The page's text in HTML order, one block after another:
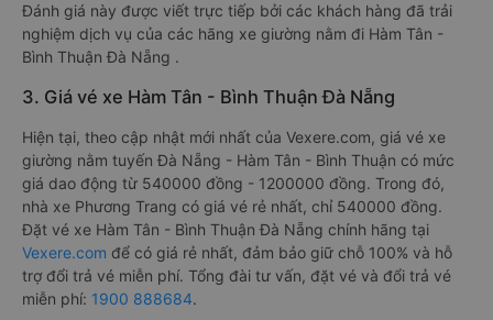
Đánh giá này được viết trực tiếp bởi các khách hàng đã trải
nghiệm dịch vụ của các hãng xe giường nằm đi Hàm Tân -
Bình Thuận Đà Nẵng .
3. Giá vé xe Hàm Tân - Bình Thuận Đà Nẵng
Hiện tại, theo cập nhật mới nhất của Vexere.com, giá vé xe
giường nằm tuyến Đà Nẵng - Hàm Tân - Bình Thuận có mức
giá dao động từ 540000 đồng - 1200000 đồng. Trong đó,
nhà xe Phương Trang có giá vé rẻ nhất, chỉ 540000 đồng.
Đặt vé xe Hàm Tân - Bình Thuận Đà Nẵng chính hãng tại
Vexere.com để có giá rẻ nhất, đảm bảo giữ chỗ 100% và hỗ
trợ đổi trả vé miễn phí. Tổng đài tư vấn, đặt vé và đổi trả vé
miễn phí: 1900 888684.